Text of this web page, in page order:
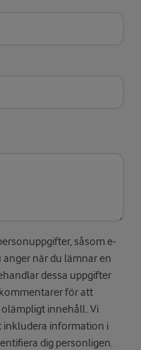
såsom e-
när du lämnar en
dessa uppgifter
för att
innehåll. Vi
inkludera information i
dig personligen.